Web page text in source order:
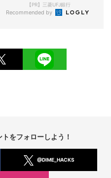
【PR】三菱UFJ銀行
Recommended by
をフォローしよう！
@DIME_HACKS